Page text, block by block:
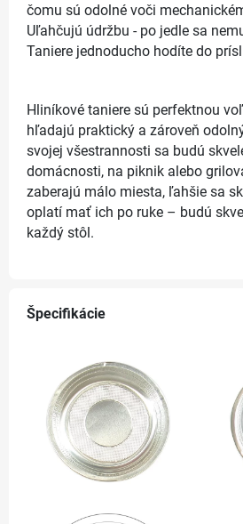
čomu sú odolné voči
Uľahčujú údržbu - po jedle sa
Taniere jednoducho hodíte do
Hliníkové taniere sú perfektnou
hľadajú praktický a zároveň
svojej všestrannosti sa budú
domácnosti, na piknik alebo
zaberajú málo miesta, ľahšie sa
oplatí mať ich po ruke – budú
každý stôl.
Špecifikácie